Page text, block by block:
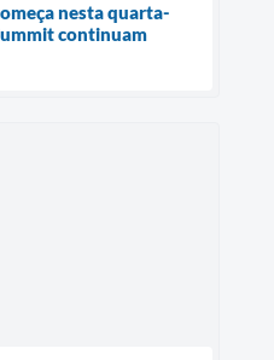
nesta quarta-
continuam